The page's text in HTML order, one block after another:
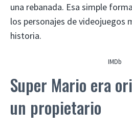
una rebanada. Esa simple
los personajes de videojuegos
historia.
IMDb
Super Mario era
un propietario